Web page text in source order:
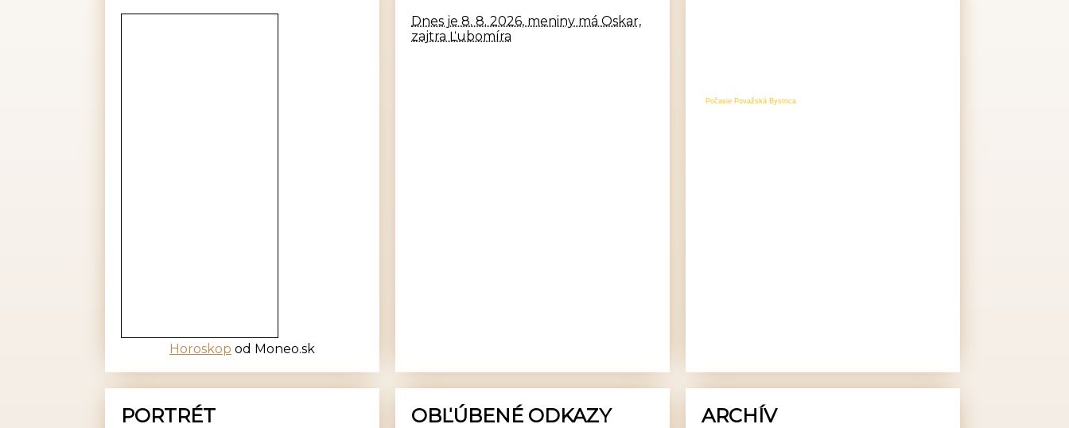
Horoskop od Moneo.sk
Dnes je 8. 8. 2026, meniny má Oskar,
zajtra Ľubomíra
Počasie Považská Bystrica
PORTRÉT OBĽÚBENÉ ODKAZY ARCHÍV